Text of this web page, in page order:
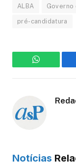
ALBA Governo
pré-candidatura
WhatsApp
Notícias